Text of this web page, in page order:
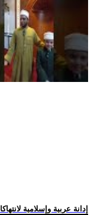
.. إدانة عربية وإسلامية